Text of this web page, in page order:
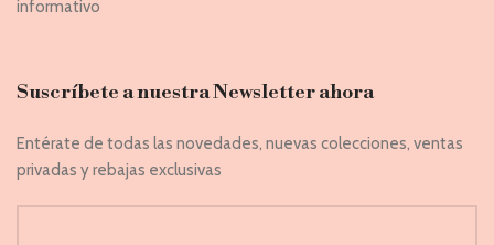
Suscríbete a nuestra Newsletter ahora
Entérate de todas las novedades, nuevas colecciones, ventas
privadas y rebajas exclusivas